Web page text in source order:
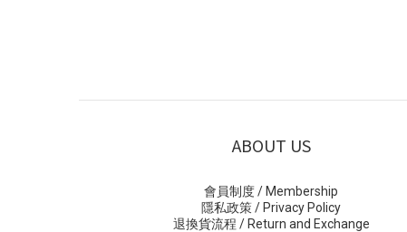
ABOUT US
會員制度 / Membership
隱私政策 / Privacy Policy
退換貨流程 / Return and Exchange